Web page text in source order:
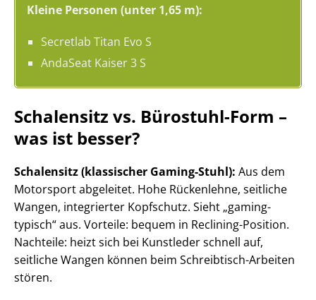
Kleine Personen (unter 1,65 m):
Secretlab Titan Evo S
AndaSeat Kaiser 3 S
Schalensitz vs. Bürostuhl-Form –
was ist besser?
Schalensitz (klassischer Gaming-Stuhl): Aus dem
Motorsport abgeleitet. Hohe Rückenlehne, seitliche
Wangen, integrierter Kopfschutz. Sieht „gaming-
typisch“ aus. Vorteile: bequem in Reclining-Position.
Nachteile: heizt sich bei Kunstleder schnell auf,
seitliche Wangen können beim Schreibtisch-Arbeiten
stören.